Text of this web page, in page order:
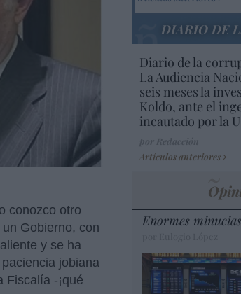
conozco otro
Gobierno, con
y se ha
jobiana
Fiscalía -¡qué
DIARIO DE
Diario de la
La Audiencia
seis meses la
Koldo, ante el
incautado por la
Artículos anteriores
Enormes minucias